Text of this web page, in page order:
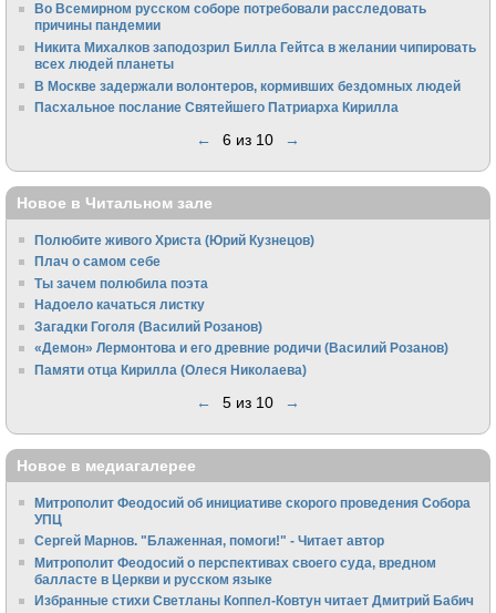
Во Всемирном русском соборе потребовали расследовать
причины пандемии
Никита Михалков заподозрил Билла Гейтса в желании чипировать
всех людей планеты
В Москве задержали волонтеров, кормивших бездомных людей
Пасхальное послание Святейшего Патриарха Кирилла
← 6 из 10 →
Новое в Читальном зале
Полюбите живого Христа (Юрий Кузнецов)
Плач о самом себе
Ты зачем полюбила поэта
Надоело качаться листку
Загадки Гоголя (Василий Розанов)
«Демон» Лермонтова и его древние родичи (Василий Розанов)
Памяти отца Кирилла (Олеся Николаева)
← 5 из 10 →
Новое в медиагалерее
Митрополит Феодосий об инициативе скорого проведения Собора
УПЦ
Сергей Марнов. "Блаженная, помоги!" - Читает автор
Митрополит Феодосий о перспективах своего суда, вредном
балласте в Церкви и русском языке
Избранные стихи Светланы Коппел-Ковтун читает Дмитрий Бабич